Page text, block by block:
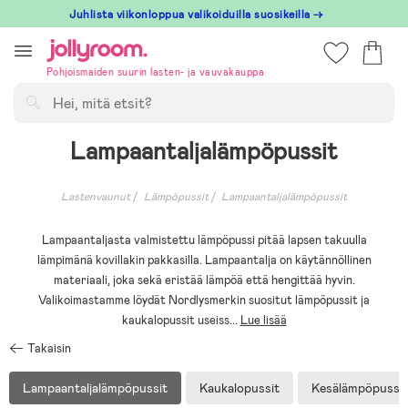
till
innehållet
Juhlista viikonloppua valikoiduilla suosikeilla →
Pohjoismaiden suurin lasten- ja vauvakauppa
Lampaantaljalämpöpussit
Lastenvaunut Lämpöpussit Lampaantaljalämpöpussit
Lampaantaljasta valmistettu lämpöpussi pitää lapsen takuulla
lämpimänä kovillakin pakkasilla. Lampaantalja on käytännöllinen
materiaali, joka sekä eristää lämpöä että hengittää hyvin.
Valikoimastamme löydät Nordlysmerkin suositut lämpöpussit ja
kaukalopussit useiss... Lue lisää
Takaisin
Lampaantaljalämpöpussit Kaukalopussit Kesälämpöpussit